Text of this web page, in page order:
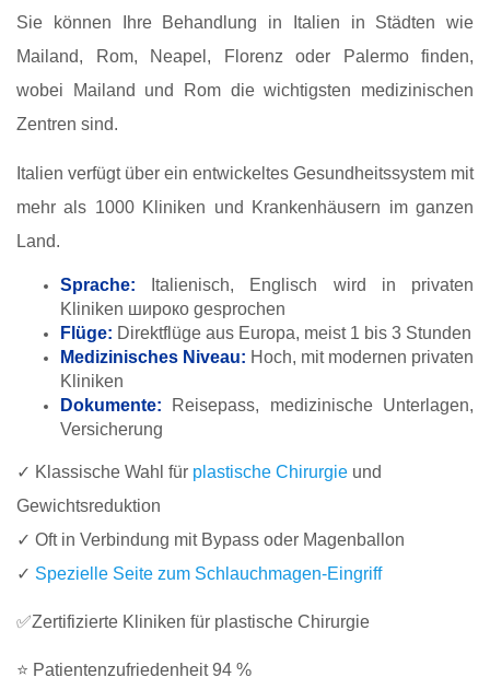
Sie können Ihre Behandlung in Italien in Städten wie
Mailand, Rom, Neapel, Florenz oder Palermo finden,
wobei Mailand und Rom die wichtigsten medizinischen
Zentren sind.
Italien verfügt über ein entwickeltes Gesundheitssystem mit
mehr als 1000 Kliniken und Krankenhäusern im ganzen
Land.
Sprache:
Italienisch, Englisch wird in privaten
Kliniken широко gesprochen
Flüge: Direktflüge aus Europa, meist 1 bis 3 Stunden
Medizinisches Niveau: Hoch, mit modernen privaten
Kliniken
Dokumente: Reisepass, medizinische Unterlagen,
Versicherung
✓ Klassische Wahl für plastische Chirurgie und
Gewichtsreduktion
✓ Oft in Verbindung mit Bypass oder Magenballon
✓ Spezielle Seite zum Schlauchmagen-Eingriff
✅Zertifizierte Kliniken für plastische Chirurgie
⭐ Patientenzufriedenheit 94 %